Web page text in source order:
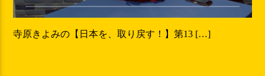
寺原きよみの【日本を、取り戻す！】第13 […]